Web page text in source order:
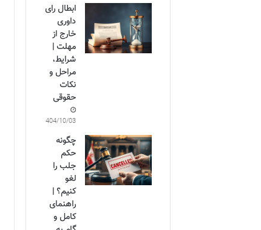
ابطال رای
داوری
خارج از
مهلت |
شرایط،
مراحل و
نکات
حقوقی
1404/10/03
چگونه
حکم
جلب را
لغو
کنیم؟ |
راهنمای
کامل و